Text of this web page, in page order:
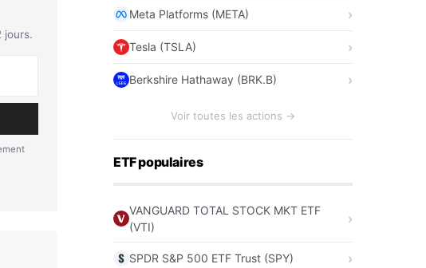
jours.
Meta Platforms (META)
Tesla (TSLA)
Berkshire Hathaway (BRK.B)
Voir toutes les actions →
ETF populaires
VANGUARD TOTAL STOCK MKT ETF
(VTI)
SPDR S&P 500 ETF Trust (SPY)